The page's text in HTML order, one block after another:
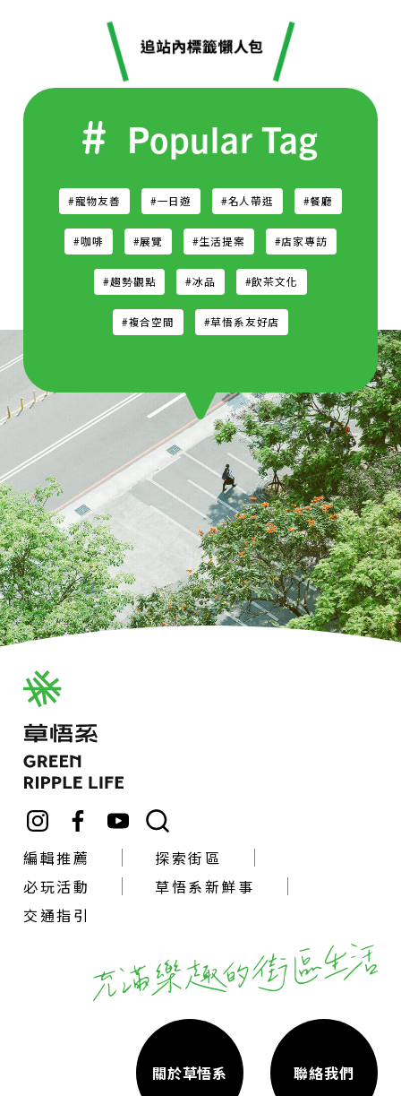
Popular Tag
#寵物友善 #一日遊 #名人帶逛 #餐廳
#咖啡 #展覽 #生活提案 #店家專訪
#趨勢觀點 #冰品 #飲茶文化
#複合空間 #草悟系友好店
編輯推薦
探索街區
必玩活動
草悟系新鮮事
交通指引
關於草悟系 聯絡我們